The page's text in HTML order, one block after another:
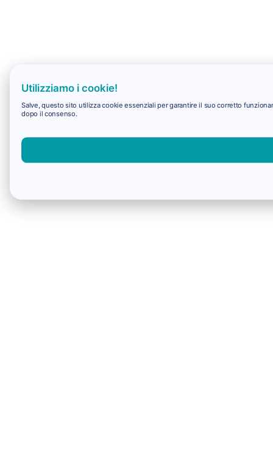
Utilizziamo i cookie!
Salve, questo sito utilizza cookie essenziali per garantire il suo corretto
dopo il consenso.